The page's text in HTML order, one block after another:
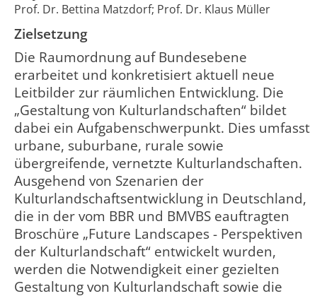
981
Future
landscapes -
Strategien der
Raumordnung
Future
Landscapes
- Strategies
of land use
planning
01.02.2006
00:00:00
30.09.2006
00:00:00
Prof. Dr. Bettina Matzdorf; Prof. Dr. Klaus Müller
Zielsetzung
Die Raumordnung auf Bundesebene
erarbeitet und konkretisiert aktuell neue
Leitbilder zur räumlichen Entwicklung. Die
„Gestaltung von Kulturlandschaften“ bildet
dabei ein Aufgabenschwerpunkt. Dies umfasst
urbane, suburbane, rurale sowie
übergreifende, vernetzte Kulturlandschaften.
Ausgehend von Szenarien der
Kulturlandschaftsentwicklung in Deutschland,
die in der vom BBR und BMVBS eauftragten
Broschüre „Future Landscapes - Perspektiven
der Kulturlandschaft“ entwickelt wurden,
werden die Notwendigkeit einer gezielten
Gestaltung von Kulturlandschaft sowie die